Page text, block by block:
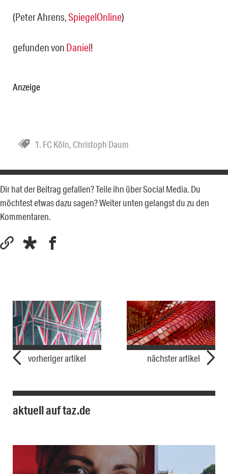
(Peter Ahrens,SpiegelOnline)
gefunden von Daniel!
Anzeige
1. FC Köln, Christoph Daum
Dir hat der Beitrag gefallen? Teile ihn über Social Media. Du
möchtest etwas dazu sagen? Weiter unten gelangst du zu den
Kommentaren.
vorheriger artikel nächster artikel
aktuell auf taz.de